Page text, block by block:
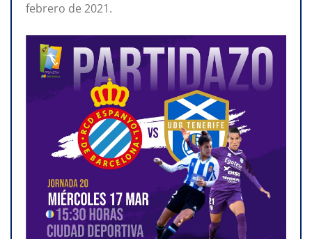
febrero de 2021.